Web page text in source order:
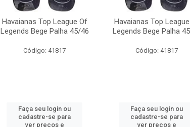
Havaianas Top League Of
Legends Bege Palha 45/46
Código: 41817
Faça seu login ou
cadastre-se para
ver preços e
Havaianas Top
Legends Bege Palha
Código: 41817
Faça seu login ou
cadastre-se para
ver preços e